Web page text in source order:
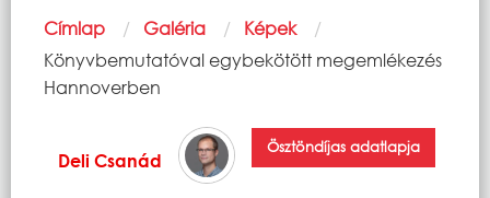
Morzsa
Címlap Galéria
Képek
Current:
Könyvbemutatóval egybekötött megemlékezés
Hannoverben
Deli Csanád
Ösztöndíjas adatlapja